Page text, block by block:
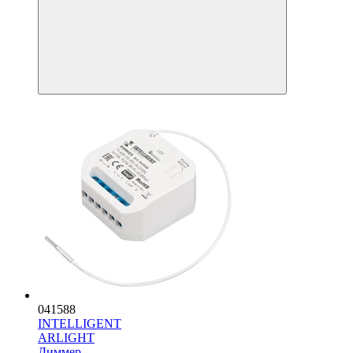
041588
INTELLIGENT
ARLIGHT